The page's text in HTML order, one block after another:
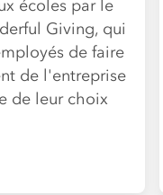
écoles par le
Giving, qui
de faire
de l'entreprise
de leur choix